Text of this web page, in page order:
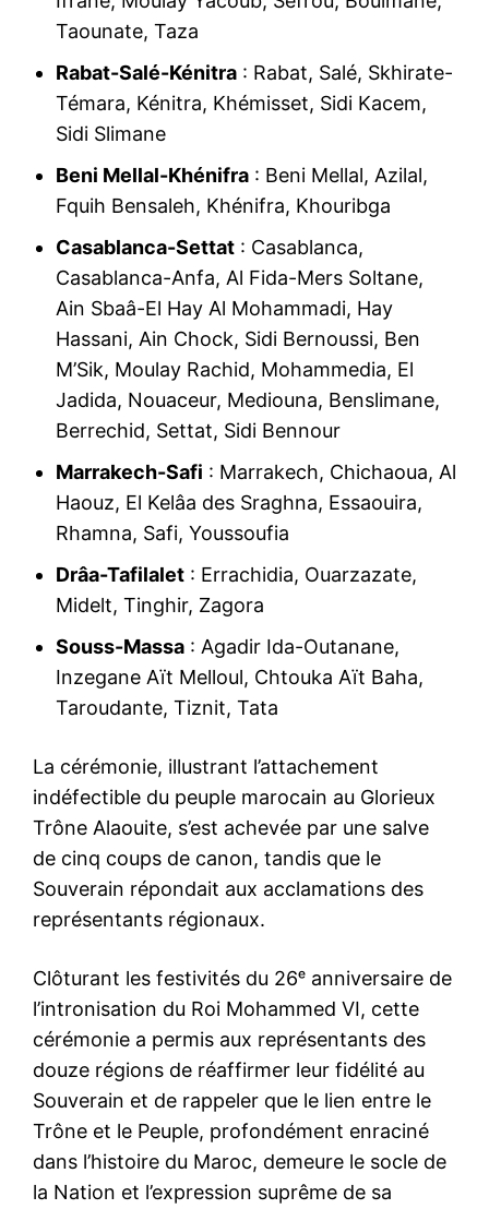
Taounate, Taza
Rabat-Salé-Kénitra : Rabat, Salé, Skhirate-
Témara, Kénitra, Khémisset, Sidi Kacem,
Sidi Slimane
Beni Mellal-Khénifra : Beni Mellal, Azilal,
Fquih Bensaleh, Khénifra, Khouribga
Casablanca-Settat : Casablanca,
Casablanca-Anfa, Al Fida-Mers Soltane,
Ain Sbaâ-El Hay Al Mohammadi, Hay
Hassani, Ain Chock, Sidi Bernoussi, Ben
M’Sik, Moulay Rachid, Mohammedia, El
Jadida, Nouaceur, Mediouna, Benslimane,
Berrechid, Settat, Sidi Bennour
Marrakech-Safi : Marrakech, Chichaoua, Al
Haouz, El Kelâa des Sraghna, Essaouira,
Rhamna, Safi, Youssoufia
Drâa-Tafilalet : Errachidia, Ouarzazate,
Midelt, Tinghir, Zagora
Souss-Massa : Agadir Ida-Outanane,
Inzegane Aït Melloul, Chtouka Aït Baha,
Taroudante, Tiznit, Tata
La cérémonie, illustrant l’attachement
indéfectible du peuple marocain au Glorieux
Trône Alaouite, s’est achevée par une salve
de cinq coups de canon, tandis que le
Souverain répondait aux acclamations des
représentants régionaux.
Clôturant les festivités du 26ᵉ anniversaire de
l’intronisation du Roi Mohammed VI, cette
cérémonie a permis aux représentants des
douze régions de réaffirmer leur fidélité au
Souverain et de rappeler que le lien entre le
Trône et le Peuple, profondément enraciné
dans l’histoire du Maroc, demeure le socle de
la Nation et l’expression suprême de sa